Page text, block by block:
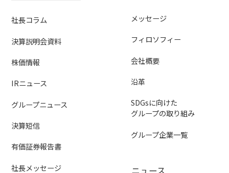
メッセージ
フィロソフィー
会社概要
沿革
SDGsに向けた
グループの取り組み
グループ企業一覧
社長コラム
決算説明会資料
株価情報
IRニュース
グループニュース
決算短信
有価証券報告書
社長メッセージ
ニュース